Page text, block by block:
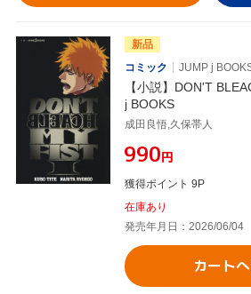
新品
コミック
JUMP j
【小説】DON'T
j BOOKS
成田良悟,久保帯人
¥990円
獲得ポイント 9P
在庫あり
発売年月日：2026/06/04
カート